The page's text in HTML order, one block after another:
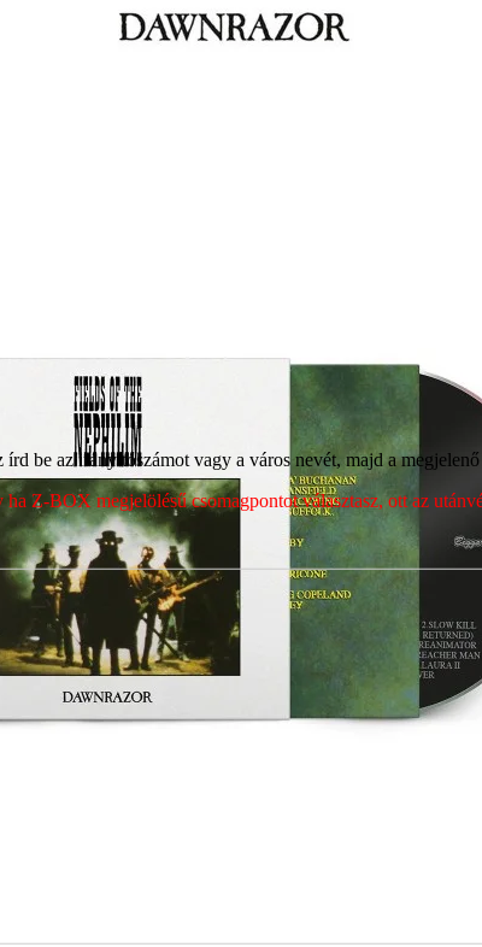
írd be az irányítószámot vagy a város nevét, majd a
Z-BOX megjelölésű csomagpontot választasz, ott az